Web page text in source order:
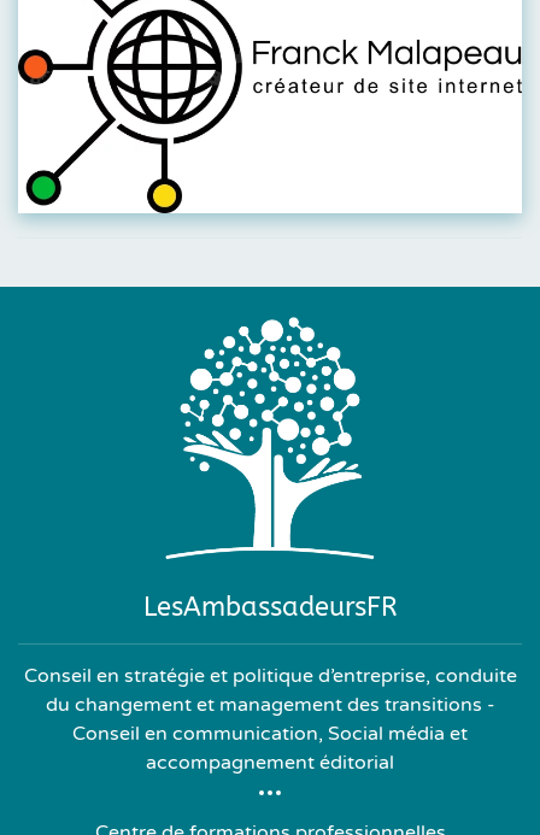
Visiter leur site
LesAmbassadeursFR
Conseil en stratégie et politique d’entreprise, conduite
du changement et management des transitions -
Conseil en communication, Social média et
accompagnement éditorial